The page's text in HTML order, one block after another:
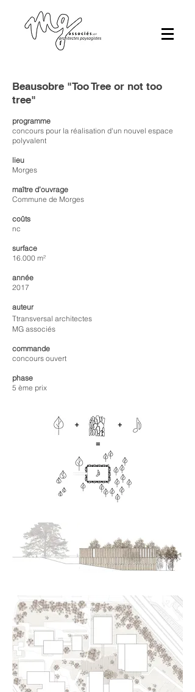
Beausobre "Too Tree or not too
tree"
programme
concours pour la réalisation d'un nouvel espace
polyvalent
lieu
Morges
maître d’ouvrage
Commune de Morges
coûts
nc
surface
16.000 m²
année
2017
auteur
T​transversal architectes
MG associés
commande
concours ouvert
phase
5 ème prix